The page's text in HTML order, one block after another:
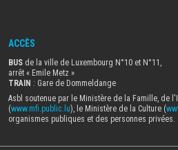
ACCÈS
BUS de la ville de Luxembourg N°10 et N°11,
arrêt « Emile Metz »
TRAIN : Gare de Dommeldange
Asbl soutenue par le Ministère de la Famille, de
(www.mfi.public.lu), le Ministère de la Culture (
organismes publiques et des personnes privées.